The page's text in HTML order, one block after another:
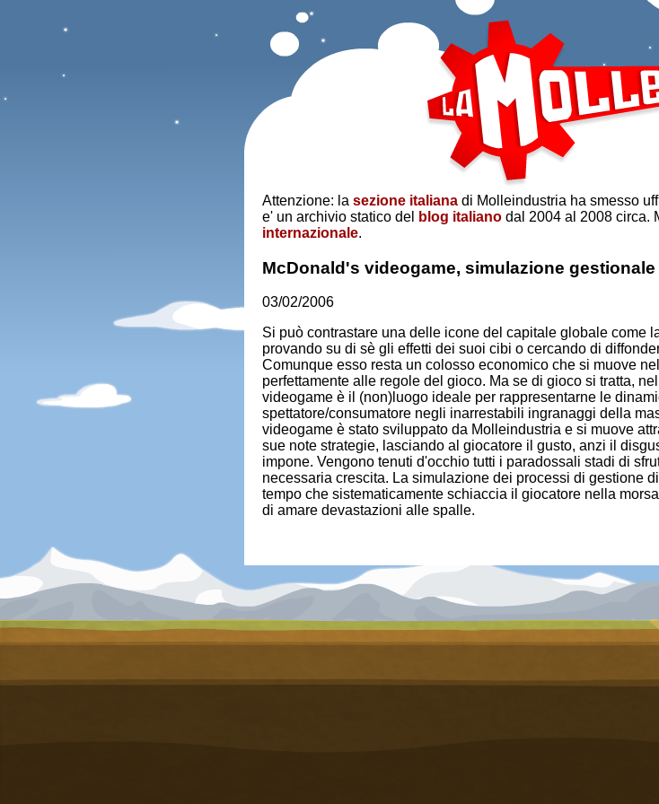
Attenzione: la sezione italiana di Molleindustria ha smesso
e' un archivio statico del
blog italiano dal 2004 al 2008 circa.
internazionale.
McDonald's videogame, simulazione
03/02/2006
Si può contrastare una delle icone del capitale globale come
provando su di sè gli effetti dei suoi cibi o cercando di
Comunque esso resta un colosso economico che si muove
perfettamente alle regole del gioco. Ma se di gioco si tratta,
videogame è il (non)luogo ideale per rappresentarne le
spettatore/consumatore negli inarrestabili ingranaggi della
videogame è stato sviluppato da Molleindustria e si muove
sue note strategie, lasciando al giocatore il gusto, anzi il
impone. Vengono tenuti d'occhio tutti i paradossali stadi di
necessaria crescita. La simulazione dei processi di gestione
tempo che sistematicamente schiaccia il giocatore nella
di amare devastazioni alle spalle.